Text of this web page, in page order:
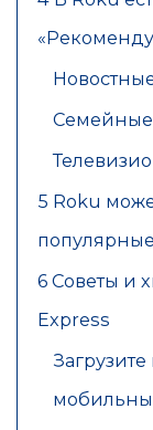
5 Roku
6 Советы и
Express